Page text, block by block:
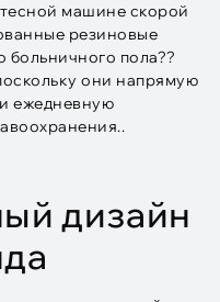
машине скорой
резиновые
пола??
они напрямую
ежедневную
дизайн